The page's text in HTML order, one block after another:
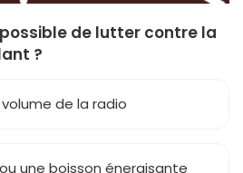
de lutter contre la
?
de la radio
une boisson énergisante